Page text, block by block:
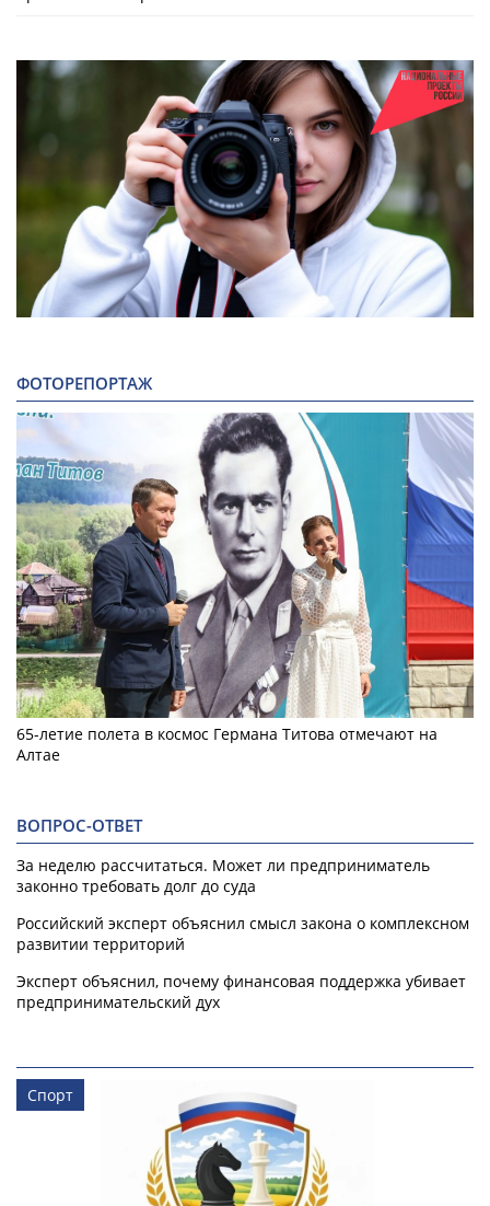
ФОТОРЕПОРТАЖ
65-летие полета в космос Германа Титова отмечают на
Алтае
ВОПРОС-ОТВЕТ
За неделю рассчитаться. Может ли предприниматель
законно требовать долг до суда
Российский эксперт объяснил смысл закона о комплексном
развитии территорий
Эксперт объяснил, почему финансовая поддержка убивает
предпринимательский дух
Спорт